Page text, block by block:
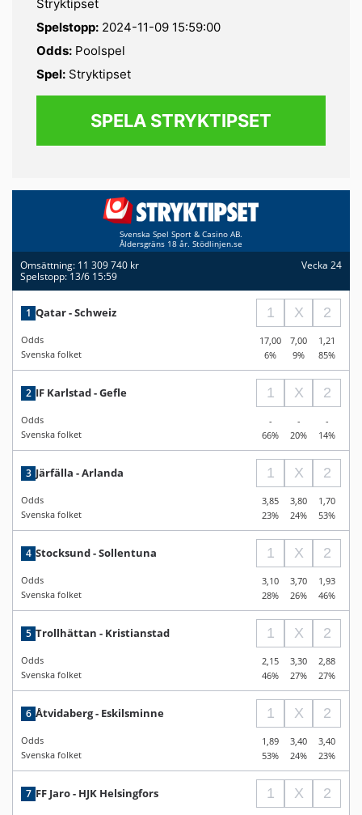
Stryktipset
Spelstopp: 2024-11-09 15:59:00
Odds: Poolspel
Spel: Stryktipset
SPELA STRYKTIPSET